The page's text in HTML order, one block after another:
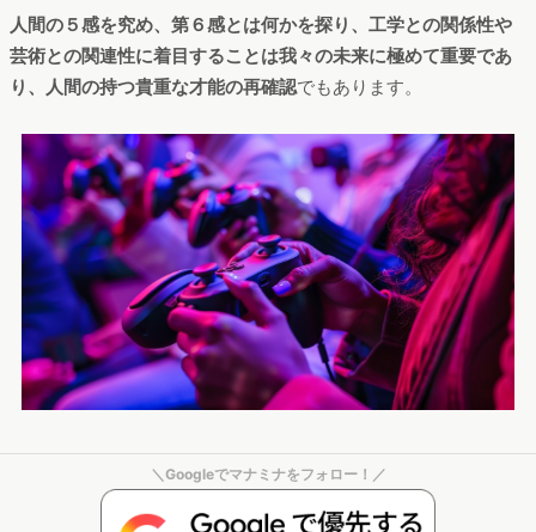
人間の５感を究め、第６感とは何かを探り、工学との関係性や
芸術との関連性に着目することは我々の未来に極めて重要であ
り、人間の持つ貴重な才能の再確認でもあります。
＼Googleでマナミナをフォロー！／